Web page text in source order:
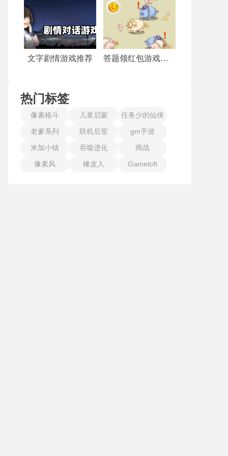
文字剧情游戏推荐 答题领红包游戏合集
热门标签
像素格斗 儿童启蒙
任务少的仙侠
手游
老爹系列 联机后室
gm手游
米加小镇
吞噬进化
商战
像素风
橡皮人 Gameloft